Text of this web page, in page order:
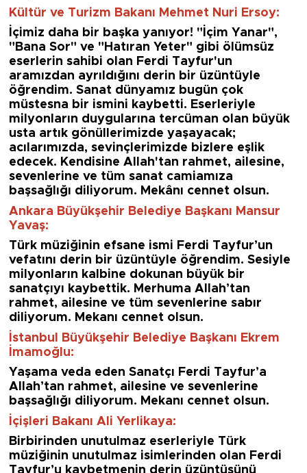
Kültür ve Turizm Bakanı Mehmet Nuri Ersoy:
İçimiz daha bir başka yanıyor! "İçim Yanar",
"Bana Sor" ve "Hatıran Yeter" gibi ölümsüz
eserlerin sahibi olan Ferdi Tayfur'un
aramızdan ayrıldığını derin bir üzüntüyle
öğrendim. Sanat dünyamız bugün çok
müstesna bir ismini kaybetti. Eserleriyle
milyonların duygularına tercüman olan büyük
usta artık gönüllerimizde yaşayacak;
acılarımızda, sevinçlerimizde bizlere eşlik
edecek. Kendisine Allah'tan rahmet, ailesine,
sevenlerine ve tüm sanat camiamıza
başsağlığı diliyorum. Mekânı cennet olsun.
Ankara Büyükşehir Belediye Başkanı Mansur
Yavaş:
Türk müziğinin efsane ismi Ferdi Tayfur’un
vefatını derin bir üzüntüyle öğrendim. Sesiyle
milyonların kalbine dokunan büyük bir
sanatçıyı kaybettik. Merhuma Allah’tan
rahmet, ailesine ve tüm sevenlerine sabır
diliyorum. Mekanı cennet olsun.
İstanbul Büyükşehir Belediye Başkanı Ekrem
İmamoğlu:
Yaşama veda eden Sanatçı Ferdi Tayfur’a
Allah’tan rahmet, ailesine ve sevenlerine
başsağlığı diliyorum. Mekanı cennet olsun.
İçişleri Bakanı Ali Yerlikaya:
Birbirinden unutulmaz eserleriyle Türk
müziğinin unutulmaz isimlerinden olan Ferdi
Tayfur’u kaybetmenin derin üzüntüsünü